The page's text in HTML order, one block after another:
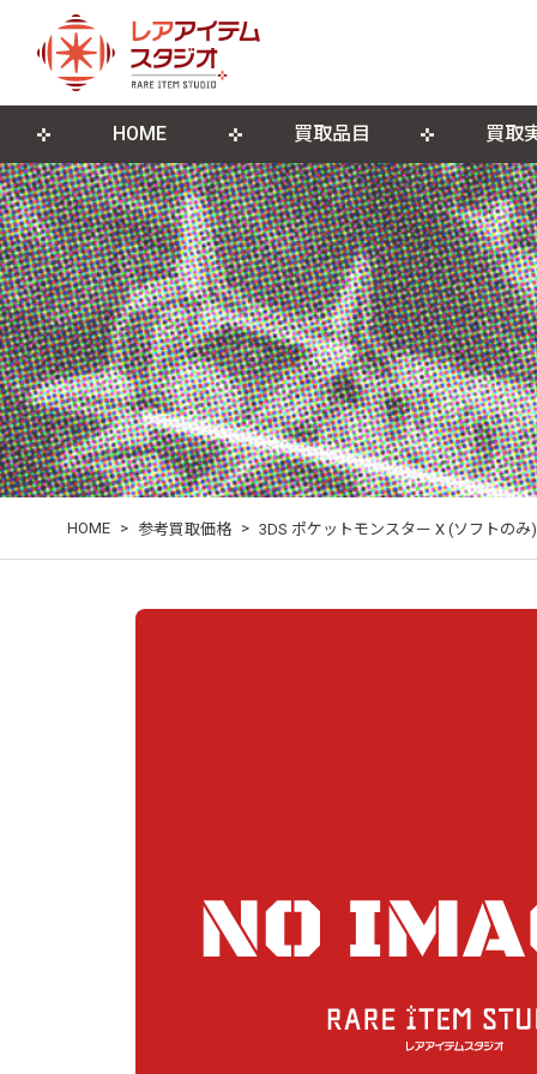
HOME 買取品目
ゲームソフト ゲーム機本
DVD・Blu-ray レコード
ポスター・紙モノ その他関連
買取
来店買取について 宅配買取につ
遺品整理・生前整理
店舗概要 ブログ
古物営業法に基づく表記
HOME > 参考買取価格 > 3DS ポケットモンスター X (ソフトのみ)